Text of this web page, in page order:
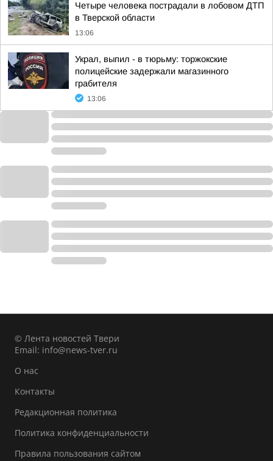
Четыре человека пострадали в лобовом ДТП
в Тверской области
13:06
Украл, выпил - в тюрьму: торжокские
полицейские задержали магазинного
грабителя
13:06
© Лента новостей Твери
Email: info@news-tver.ru
О нас
Контакты
Редакционная политика
Политика конфиденциальности
Правила пользования сайтом